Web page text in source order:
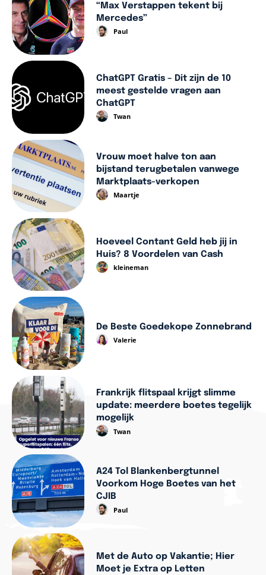
“Max Verstappen tekent bij
Mercedes”
Paul
ChatGPT Gratis – Dit zijn de 10
meest gestelde vragen aan
ChatGPT
Twan
Vrouw moet halve ton aan
bijstand terugbetalen vanwege
Marktplaats-verkopen
Maartje
Hoeveel Contant Geld heb jij in
Huis? 8 Voordelen van Cash
kleineman
De Beste Goedekope Zonnebrand
Valerie
Frankrijk flitspaal krijgt slimme
update: meerdere boetes tegelijk
mogelijk
Twan
A24 Tol Blankenbergtunnel
Voorkom Hoge Boetes van het
CJIB
Paul
Met de Auto op Vakantie; Hier
Moet je Extra op Letten